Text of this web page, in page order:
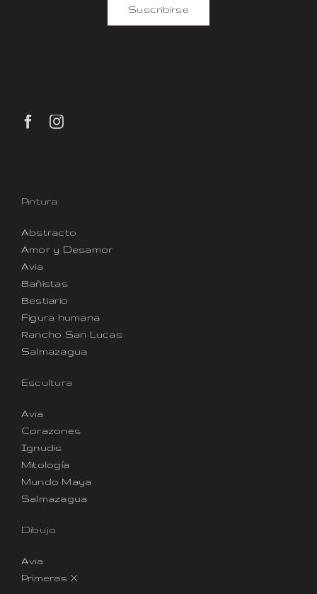
Suscribirse
Pintura
Abstracto
Amor y Desamor
Avia
Bañistas
Bestiario
Figura humana
Rancho San Lucas
Salmazagua
Escultura
Avia
Corazones
Ignudis
Mitología
Mundo Maya
Salmazagua
Dibujo
Avia
Primeras X